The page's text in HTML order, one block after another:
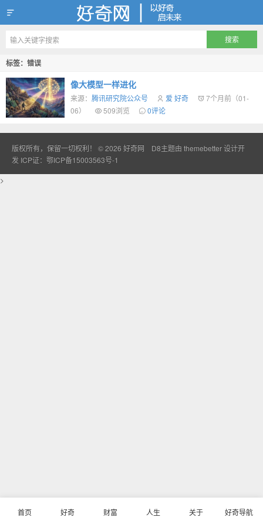
好奇网
标签：错误
像大模型一样进化
来源： 腾讯研究院公众号 爱 好奇
7个月前（01-
06）
509浏览 0评论
版权所有，保留一切权利！ © 2026 好奇网 D8主题由 themebetter设计开
发 ICP证：鄂ICP备15003563号-1
首页 好奇 财富 人生 关于 好奇导航
>